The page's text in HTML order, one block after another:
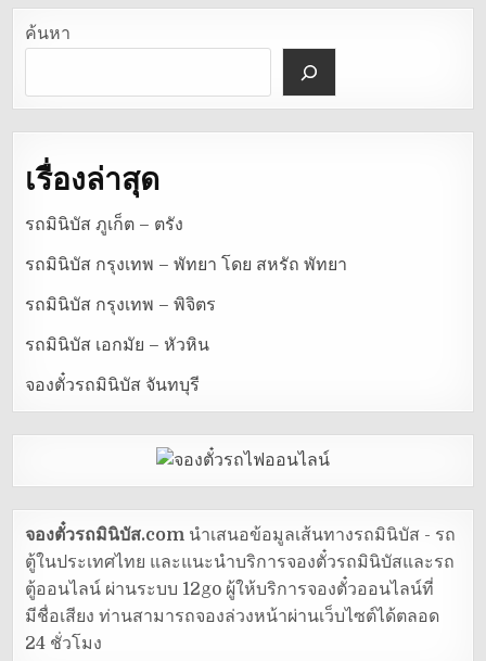
ค้นหา
เรื่องล่าสุด
รถมินิบัส ภูเก็ต – ตรัง
รถมินิบัส กรุงเทพ – พัทยา โดย สหรัถ พัทยา
รถมินิบัส กรุงเทพ – พิจิตร
รถมินิบัส เอกมัย – หัวหิน
จองตั๋วรถมินิบัส จันทบุรี
จองตั๋วรถมินิบัส.com นำเสนอข้อมูลเส้นทางรถมินิบัส - รถ
ตู้ในประเทศไทย และแนะนำบริการจองตั๋วรถมินิบัสและรถ
ตู้ออนไลน์ ผ่านระบบ 12go ผู้ให้บริการจองตั๋วออนไลน์ที่
มีชื่อเสียง ท่านสามารถจองล่วงหน้าผ่านเว็บไซต์ได้ตลอด
24 ชั่วโมง